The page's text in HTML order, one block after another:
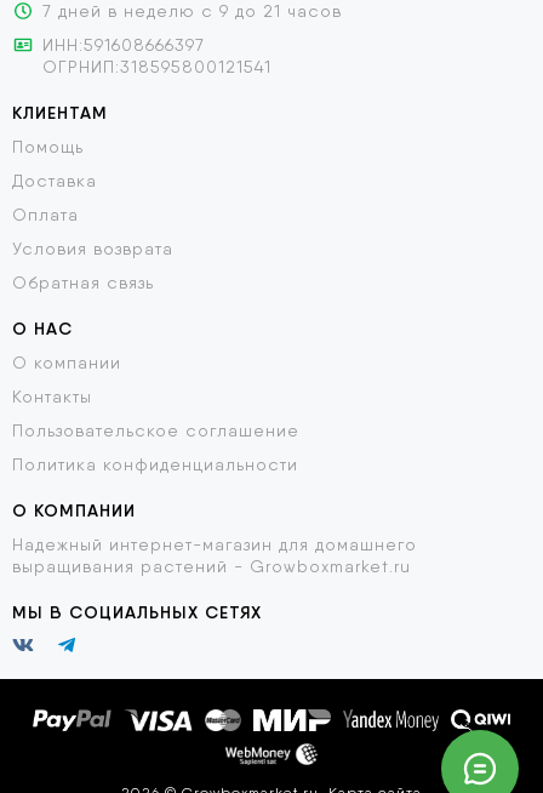
7 дней в неделю с 9 до 21 часов
ИНН:591608666397
ОГРНИП:318595800121541
КЛИЕНТАМ
Помощь
Доставка
Оплата
Условия возврата
Обратная связь
О НАС
О компании
Контакты
Пользовательское соглашение
Политика конфиденциальности
О КОМПАНИИ
Надежный интернет-магазин для домашнего
выращивания растений - Growboxmarket.ru
МЫ В СОЦИАЛЬНЫХ СЕТЯХ